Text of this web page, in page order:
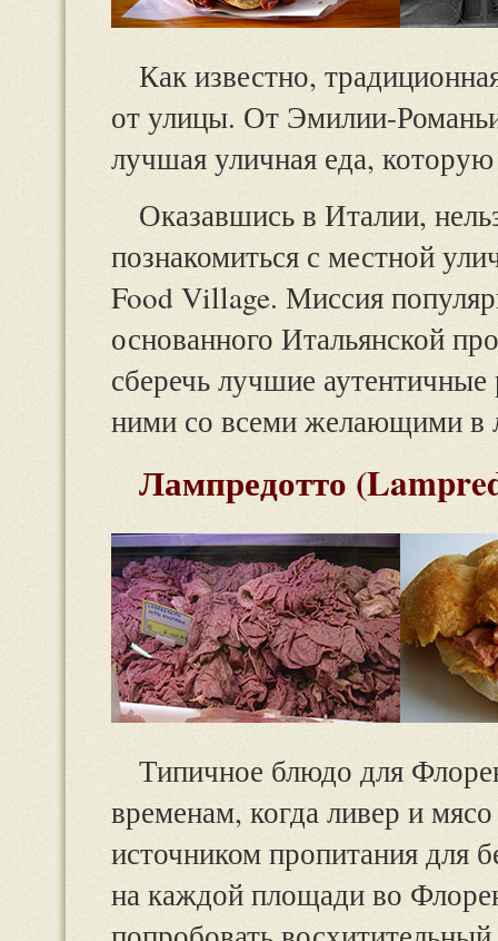
Как известно,
от улицы. От Эмилии-
лучшая уличная еда,
Оказавшись в Италии,
познакомиться с местной
Food Village. Миссия
основанного Итальянской
сберечь лучшие
ними со всеми желающими в
Лампредотто
Типичное блюдо для
временам, когда ливер и
источником пропитания для
на каждой площади во